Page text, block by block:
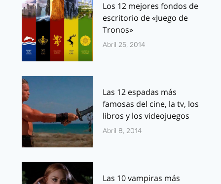
Los 12 mejores fondos de
escritorio de «Juego de
Tronos»
Abril 25, 2014
Las 12 espadas más
famosas del cine, la tv, los
libros y los videojuegos
Abril 8, 2014
Las 10 vampiras más